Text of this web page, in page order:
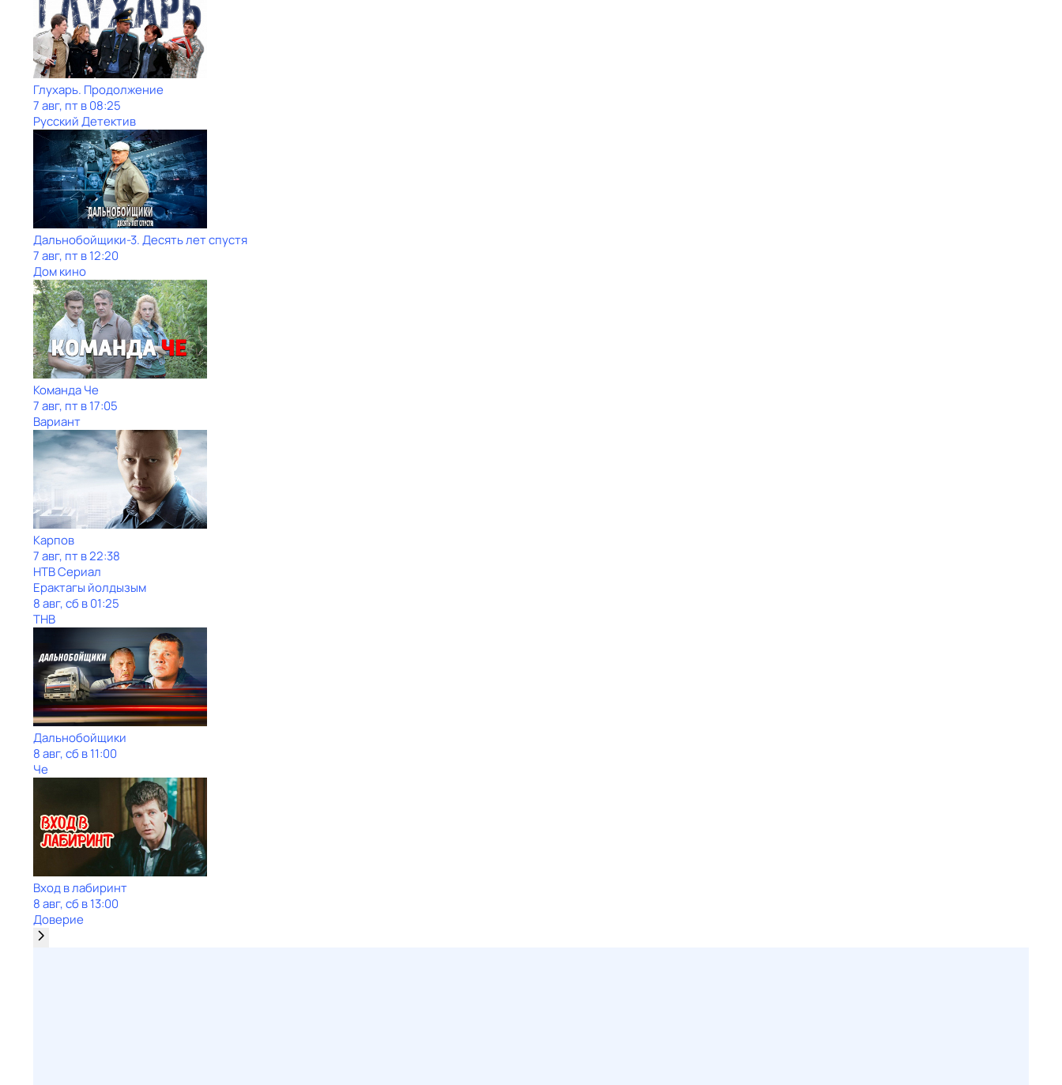
Глухарь. Продолжение
7 авг, пт в 08:25
Русский Детектив
Дальнобойщики-3. Десять лет спустя
7 авг, пт в 12:20
Дом кино
Команда Че
7 авг, пт в 17:05
Вариант
Карпов
7 авг, пт в 22:38
НТВ Сериал
Ерактагы йолдызым
8 авг, сб в 01:25
ТНВ
Дальнобойщики
8 авг, сб в 11:00
Че
Вход в лабиринт
8 авг, сб в 13:00
Доверие